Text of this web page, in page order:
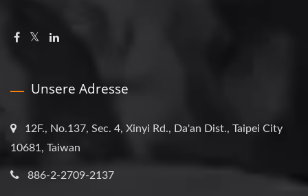
Unsere Adresse
12F., No.137, Sec. 4, Xinyi Rd., Da'an Dist., Taipei City
10681, Taiwan
886-2-2709-2137